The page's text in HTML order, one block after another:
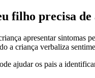
filho precisa
apresentar sintomas
a criança verbaliza
ajudar os pais a